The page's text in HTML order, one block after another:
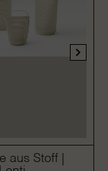
aus Stoff |